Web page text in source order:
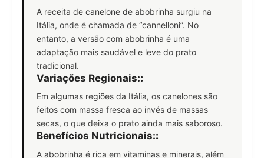
A receita de canelone de abobrinha surgiu na
Itália, onde é chamada de “cannelloni”. No
entanto, a versão com abobrinha é uma
adaptação mais saudável e leve do prato
tradicional.
Variações Regionais::
Em algumas regiões da Itália, os canelones são
feitos com massa fresca ao invés de massas
secas, o que deixa o prato ainda mais saboroso.
Benefícios Nutricionais::
A abobrinha é rica em vitaminas e minerais, além